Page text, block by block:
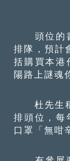
頭位的書
排隊，預計
括購買本港
陽路上謎魂
杜先生稱
排頭位，每
口罩「無咁